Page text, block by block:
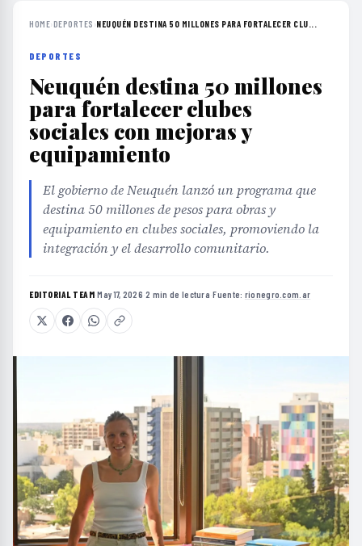
HOME›DEPORTES ›NEUQUÉN DESTINA 50 MILLONES PARA FORTALECER CLU...
DEPORTES
Neuquén destina 50 millones
para fortalecer clubes
sociales con mejoras y
equipamiento
El gobierno de Neuquén lanzó un programa que
destina 50 millones de pesos para obras y
equipamiento en clubes sociales, promoviendo la
integración y el desarrollo comunitario.
EDITORIAL TEAM·May 17, 2026·2 min de lectura·Fuente: rionegro.com.ar